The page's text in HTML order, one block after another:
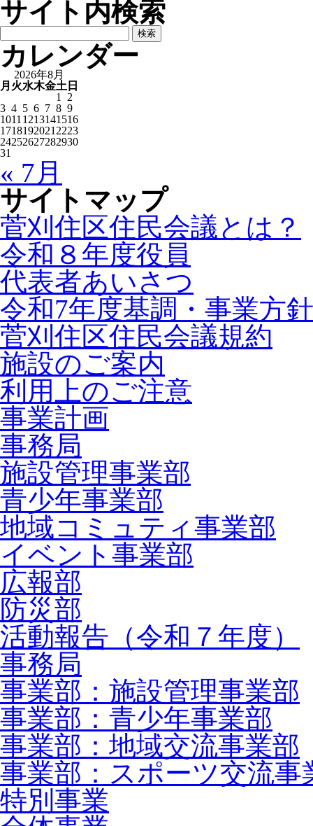
サイト内検索
検
索:
カレンダー
2026年8月
月 火水木金土 日
1
2
3 4 5 6 7 8 9
1011 1213141516
1718192021 2223
24252627282930
31
« 7月
サイトマップ
菅刈住区住民会議とは？
令和８年度役員
代表者あいさつ
令和7年度基調・事業方針
菅刈住区住民会議規約
施設のご案内
利用上のご注意
事業計画
事務局
施設管理事業部
青少年事業部
地域コミュティ事業部
イベント事業部
広報部
防災部
活動報告（令和７年度）
事務局
事業部：施設管理事業部
事業部：青少年事業部
事業部：地域交流事業部
事業部：スポーツ交流事
特別事業